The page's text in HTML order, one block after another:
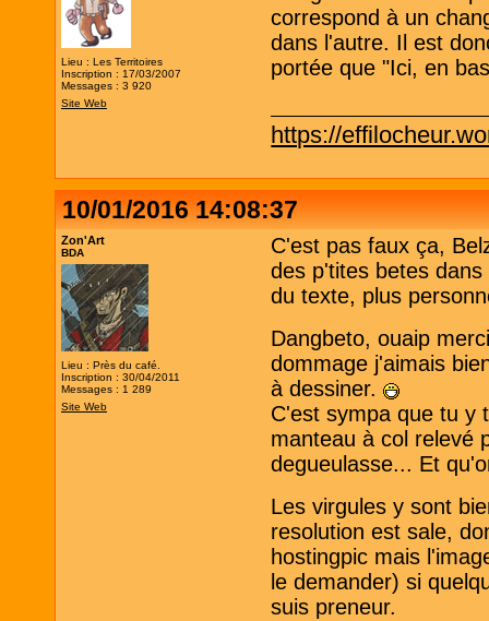
Lieu : Les Territoires
Inscription : 17/03/2007
Messages : 3 920
Site Web
correspond à un
dans l'autre. Il est
portée que "Ici, en
https://
10/01/2016 14:08:37
Zon'Art
BDA
Lieu : Près du café.
Inscription : 30/04/2011
Messages : 1 289
Site Web
C'est pas faux ça,
des p'tites betes
du texte, plus
Dangbeto, ouaip
dommage j'aimais
à dessiner.
C'est sympa que tu y
manteau à col relevé
degueulasse... Et
Les virgules y sont
resolution est sale,
hostingpic mais
le demander) si
suis preneur.